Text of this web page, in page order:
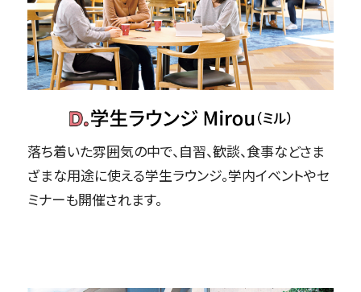
落ち着いた雰囲気の中で、自習、歓談、食事などさま
ざまな用途に使える学生ラウンジ。学内イベントやセ
ミナーも開催されます。